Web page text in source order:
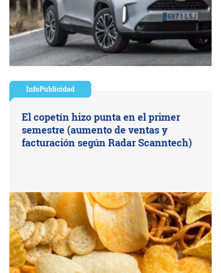
InfoPublicidad
El copetín hizo punta en el primer
semestre (aumento de ventas y
facturación según Radar Scanntech)